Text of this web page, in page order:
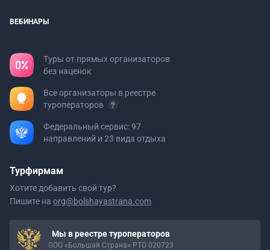
ВЕБИНАРЫ
Туры от прямых организаторов
без наценок
Все организаторы в реестре
туроператоров
Федеральный сервис: 97
направлений и 23 вида отдыха
Турфирмам
Хотите добавить свой тур?
Пишите на org@bolshayastrana.com
Мы в реестре туроператоров
ООО «Большая Страна» РТО 020723